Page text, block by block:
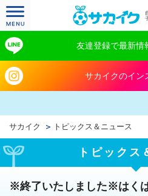
友達登録で最新情
サカイクのイン
サカイク トピックス＆ニュース
トピックス
※終了いたしました※はく